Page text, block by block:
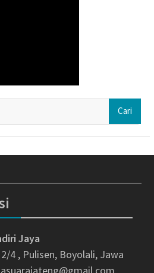
Jaya
4 , Pulisen, Boyolali, Jawa